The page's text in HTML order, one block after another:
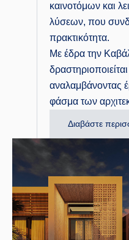
καινοτόμων και
λύσεων, που
πρακτικότητα.
Με έδρα την
αναλαμβάνοντας
φάσμα των
Διαβάστε